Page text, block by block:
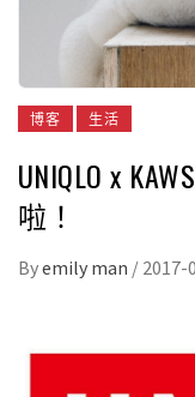
博客 生活
UNIQLO x
啦！
Byemily man / 2017-